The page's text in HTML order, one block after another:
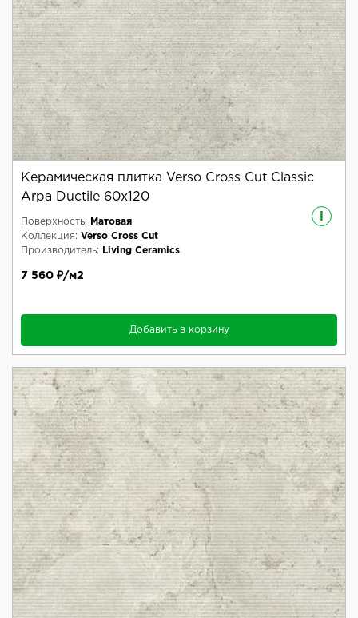
Керамическая плитка Verso Cross Cut Classic
Arpa Ductile 60x120
i
Поверхность:
Матовая
Коллекция: Verso Cross Cut
Производитель:
Living Ceramics
7 560 ₽/м2
Добавить в корзину